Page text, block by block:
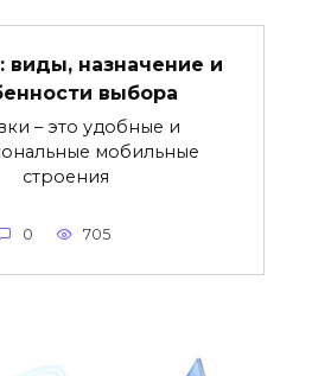
виды, назначение и
выбора
– это удобные и
мобильные
строения
0 705